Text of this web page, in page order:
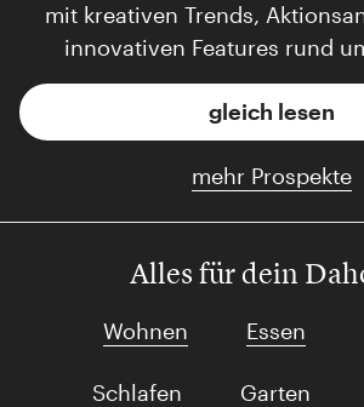
mit kreativen Trends,
innovativen Features rund
gleich lesen
mehr Prospekte
Alles für dein
Wohnen Essen
Schlafen Garten